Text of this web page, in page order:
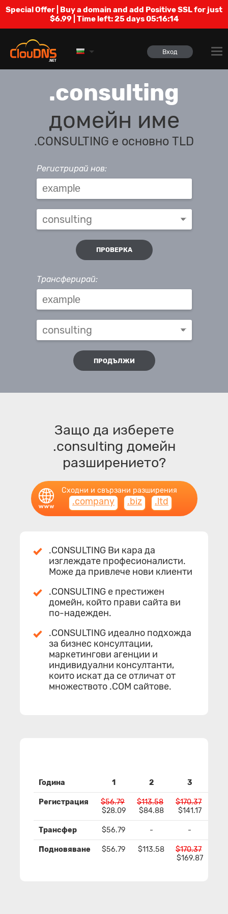
Special Offer | Buy a domain and add Positive SSL for just
$6.99 | Time left:25 days 05:16:14
Вход
.consulting
домейн име
.CONSULTING е основно TLD
Регистрирай нов:
ПРОВЕРКА
Трансферирай:
ПРОДЪЛЖИ
Защо да изберете
.consulting домейн
разширението?
Сходни и свързани разширения
.company .biz .ltd
.CONSULTING Ви кара да
изглеждате професионалисти.
Може да привлече нови клиенти
.CONSULTING е престижен
домейн, който прави сайта ви
по-надежден.
.CONSULTING идеално подхожда
за бизнес консултации,
маркетингови агенции и
индивидуални консултанти,
които искат да се отличат от
множеството .COM сайтове.
Година 1 2 3
Регистрация
$56.79
$28.09
$113.58
$84.88
$170.37
$141.17
Трансфер $56.79 - -
Подновяване $56.79 $113.58
$170.37
$169.87